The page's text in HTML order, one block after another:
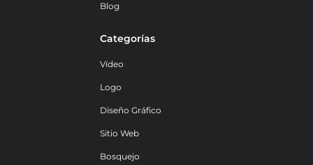
Blog
Categorías
Vídeo
Logo
Diseño Gráfico
Sitio Web
Bosquejo